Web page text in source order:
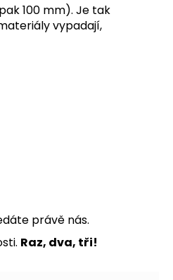
100 mm). Je tak
vypadají,
právě nás.
Raz, dva, tři!